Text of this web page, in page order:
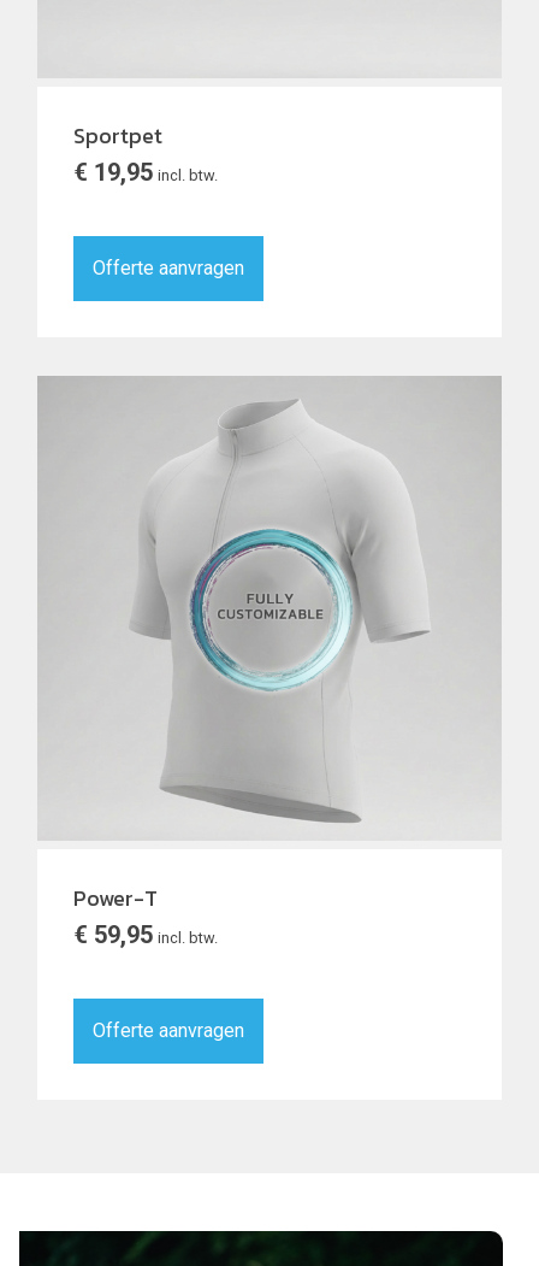
Sportpet
€ 19,95 incl. btw.
Offerte aanvragen
Power-T
€ 59,95 incl. btw.
Offerte aanvragen